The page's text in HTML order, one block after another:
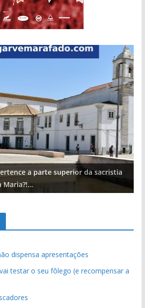
a parte superior da sacristia
Maria?!…
dispensa apresentações
testar o seu fôlego (e recompensar a